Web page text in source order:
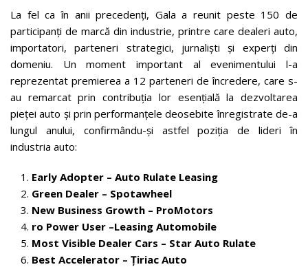
La fel ca în anii precedenți, Gala a reunit peste 150 de
participanți de marcă din industrie, printre care dealeri auto,
importatori, parteneri strategici, jurnaliști și experți din
domeniu. Un moment important al evenimentului l-a
reprezentat premierea a 12 parteneri de încredere, care s-
au remarcat prin contribuția lor esențială la dezvoltarea
pieței auto și prin performanțele deosebite înregistrate de-a
lungul anului, confirmându-și astfel poziția de lideri în
industria auto:
Early Adopter – Auto Rulate Leasing
Green Dealer – Spotawheel
New Business Growth – ProMotors
ro Power User –Leasing Automobile
Most Visible Dealer Cars – Star Auto Rulate
Best Accelerator – Țiriac Auto